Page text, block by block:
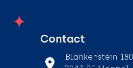
Contact
Blankenstein 180